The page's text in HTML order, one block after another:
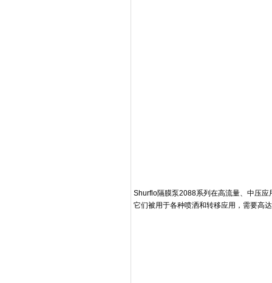
Shurflo隔膜泵2088系列在高流量、中压应
它们被用于各种喷洒和转移应用，需要高